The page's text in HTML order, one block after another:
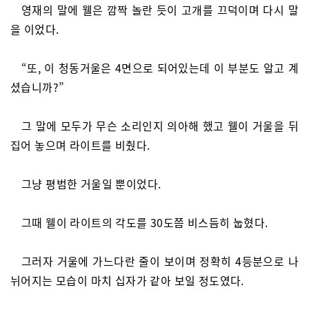
영재의 말에 웰은 깜짝 놀란 듯이 고개를 끄덕이며 다시 말
을 이었다.
“또, 이 청동거울은 4면으로 되어있는데 이 부분도 알고 계
셨습니까?”
그 말에 모두가 무슨 소리인지 의아해 했고 웰이 거울을 뒤
집어 놓으며 라이트를 비췄다.
그냥 평범한 거울일 뿐이었다.
그때 웰이 라이트의 각도를 30도쯤 비스듬히 눕혔다.
그러자 거울에 가느다란 줄이 보이며 정확히 4등분으로 나
뉘어지는 모습이 마치 십자가 같아 보일 정도였다.